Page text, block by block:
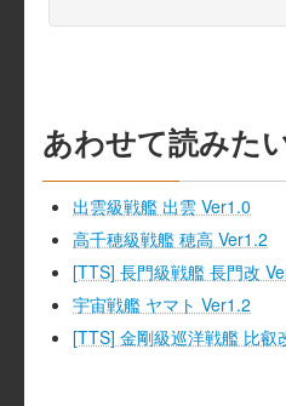
あわせて読みた
出雲級戦艦 出雲 Ver1.0
高千穂級戦艦 穂高 Ver1.2
[TTS] 長門級戦艦 長門改
宇宙戦艦 ヤマト Ver1.2
[TTS] 金剛級巡洋戦艦 比叡